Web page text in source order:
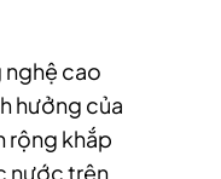
nghệ cao
hưởng của
rộng khắp
nước trên